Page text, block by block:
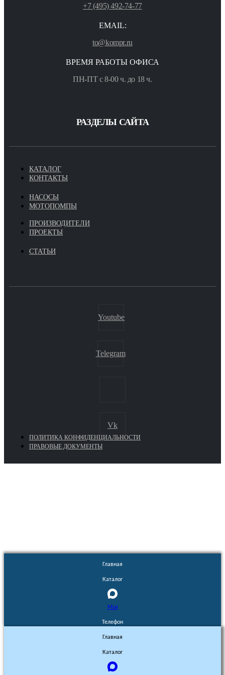
+7 (495) 492-74-77
EMAIL:
to@kompr.ru
ВРЕМЯ РАБОТЫ ОФИСА
ПН-ПТ с 8-00 ч. до 18 ч.
РАЗДЕЛЫ САЙТА
КАТАЛОГ
КОНТАКТЫ
НАСОСЫ
МОТОПОМПЫ
ПРОИЗВОДИТЕЛИ
ПРОЕКТЫ
СТАТЬИ
Youtube
Telegram
Vk
ПОЛИТИКА КОНФИДЕНЦИАЛЬНОСТИ
ПРАВОВЫЕ ДОКУМЕНТЫ
Главная
Каталог
Max
Телефон
Главная
Каталог